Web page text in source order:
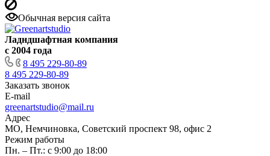
Обычная версия сайта
Ладндшафтная компания
с 2004 года
8 495 229-80-89
8 495 229-80-89
Заказать звонок
E-mail
greenartstudio@mail.ru
Адрес
МО, Немчиновка, Советский проспект 98, офис 2
Режим работы
Пн. – Пт.: с 9:00 до 18:00